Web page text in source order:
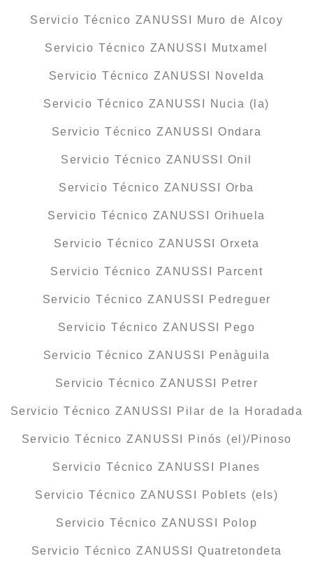
Servicio Técnico ZANUSSI Muro de Alcoy
Servicio Técnico ZANUSSI Mutxamel
Servicio Técnico ZANUSSI Novelda
Servicio Técnico ZANUSSI Nucia (la)
Servicio Técnico ZANUSSI Ondara
Servicio Técnico ZANUSSI Onil
Servicio Técnico ZANUSSI Orba
Servicio Técnico ZANUSSI Orihuela
Servicio Técnico ZANUSSI Orxeta
Servicio Técnico ZANUSSI Parcent
Servicio Técnico ZANUSSI Pedreguer
Servicio Técnico ZANUSSI Pego
Servicio Técnico ZANUSSI Penàguila
Servicio Técnico ZANUSSI Petrer
Servicio Técnico ZANUSSI Pilar de la Horadada
Servicio Técnico ZANUSSI Pinós (el)/Pinoso
Servicio Técnico ZANUSSI Planes
Servicio Técnico ZANUSSI Poblets (els)
Servicio Técnico ZANUSSI Polop
Servicio Técnico ZANUSSI Quatretondeta